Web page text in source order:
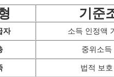
기준
자 소득 인정액
중위소득
법적 보